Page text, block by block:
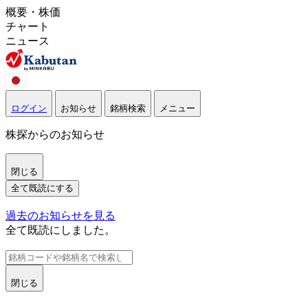
概要・株価
チャート
ニュース
ログイン お知らせ 銘柄検索 メニュー
株探からのお知らせ
閉じる
全て既読にする
過去のお知らせを見る
全て既読にしました。
閉じる